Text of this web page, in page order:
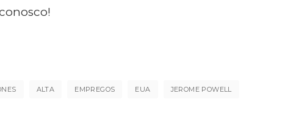
ALTA EMPREGOS EUA JEROME POWELL